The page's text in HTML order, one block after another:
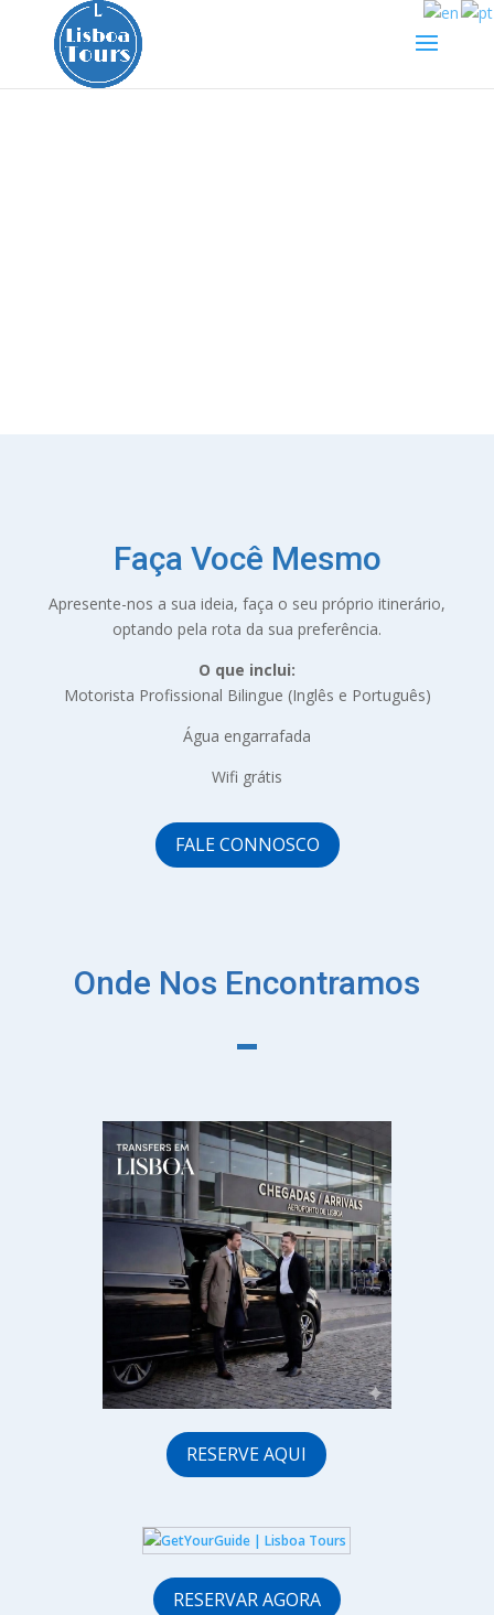
Faça Você Mesmo
Apresente-nos a sua ideia, faça o seu próprio itinerário,
optando pela rota da sua preferência.
O que inclui:
Motorista Profissional Bilingue (Inglês e Português)
Água engarrafada
Wifi grátis
FALE CONNOSCO
Onde Nos Encontramos
RESERVE AQUI
RESERVAR AGORA